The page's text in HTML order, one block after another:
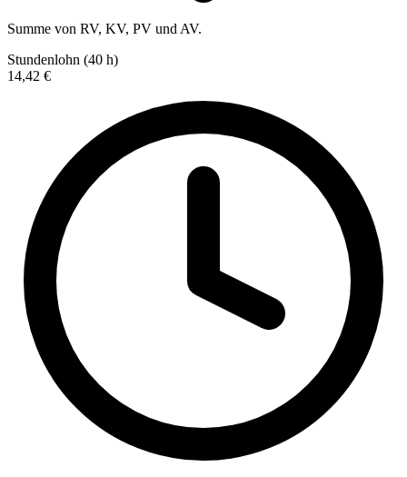
Summe von RV, KV, PV und AV.
Stundenlohn (40 h)
14,42 €